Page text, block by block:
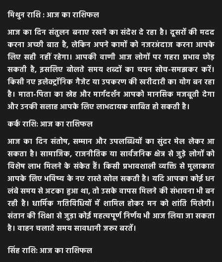
मिथुन राशि : आज का राशिफल
आज का दिन संतुलन बनाए रखने का संदेश दे रहा है। दूसरों की मदद
करना अच्छी बात है, लेकिन अपने कामों को नजरअंदाज करना आपके
लिए सही नहीं रहेगा। आपकी वाणी आज लोगों पर गहरा प्रभाव छोड़
सकती है, इसलिए बोलते समय शब्दों का चयन सोच-समझकर करें।
किसी नए इलेक्ट्रॉनिक गैजेट या उपकरण की खरीदारी का योग बन रहा
है। माता-पिता का स्नेह और मार्गदर्शन आपको मानसिक मजबूती देगा
और उनकी सलाह आपके लिए लाभदायक साबित हो सकती है।
कर्क राशि: आज का राशिफल
आज का दिन संतोष, सम्मान और उपलब्धियों का सुंदर मेल लेकर आ
सकता है। सामाजिक, राजनीतिक या सार्वजनिक क्षेत्र से जुड़े लोगों को
विशेष लाभ मिलने के संकेत हैं। किसी प्रभावशाली व्यक्ति से मुलाकात
आपके लिए भविष्य के नए रास्ते खोल सकती है। यदि आपका कोई धन
लंबे समय से अटका हुआ था, तो उसके वापस मिलने की संभावना भी बन
रही है। धार्मिक गतिविधियों में शामिल होकर मन को शांति मिलेगी।
संतान की शिक्षा से जुड़ा कोई महत्वपूर्ण निर्णय भी आज लिया जा सकता
है। वाहन चलाते समय सावधानी जरूर बरतें।
सिंह राशि: आज का राशिफल